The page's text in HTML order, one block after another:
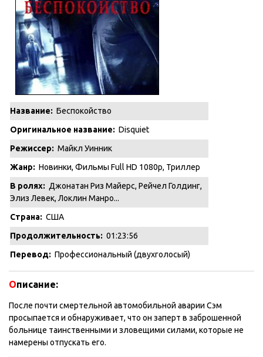
Название: Беспокойство
Оригинальное название: Disquiet
Режиссер: Майкл Уинник
Жанр: Новинки, Фильмы Full HD 1080p, Триллер
В ролях: Джонатан Риз Майерс, Рейчел Голдинг,
Элиз Левек, Локлин Манро...
Страна: США
Продолжительность: 01:23:56
Перевод: Профессиональный (двухголосый)
Описание:
После почти смертельной автомобильной аварии Сэм
просыпается и обнаруживает, что он заперт в заброшенной
больнице таинственными и зловещими силами, которые не
намерены отпускать его.